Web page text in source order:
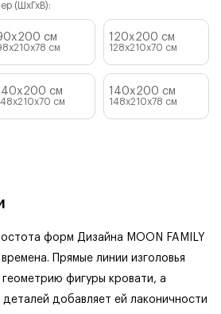
(ШхГхВ):
см
см
120x200 см
128x210x70 см
см
см
140x200 см
148x210x78 см
форм Дизайна MOON FAMILY
Прямые линии изголовья
фигуры кровати, а
деталей добавляет ей лаконичности